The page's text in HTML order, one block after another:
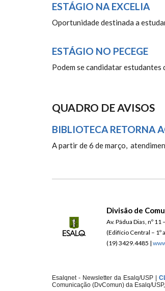
ESTÁGIO NA EXCELIA
Oportunidade destinada a
ESTÁGIO NO PECEGE
Podem se candidatar estudantes
QUADRO DE AVISOS
BIBLIOTECA RETORNA
A partir de 6 de março,
Divisão de
Av. Pádua Dias, nº
(Edifício Central – 1º
(19) 3429.4485 |
Esalqnet - Newsletter da Esalq/USP |
Comunicação (DvComun) da Esalq/